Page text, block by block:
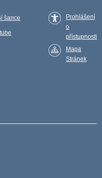
šance
Prohlášení
o
přístupnosti
Mapa
Stránek